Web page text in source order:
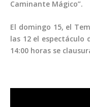
Caminante Mágico”.
El domingo 15, el
las 12 el espectáculo
14:00 horas se